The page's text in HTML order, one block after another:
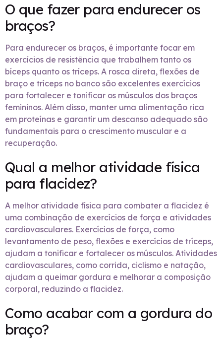
O que fazer para endurecer os
braços?
Para endurecer os braços, é importante focar em
exercícios de resistência que trabalhem tanto os
bíceps quanto os tríceps. A rosca direta, flexões de
braço e tríceps no banco são excelentes exercícios
para fortalecer e tonificar os músculos dos braços
femininos. Além disso, manter uma alimentação rica
em proteínas e garantir um descanso adequado são
fundamentais para o crescimento muscular e a
recuperação.
Qual a melhor atividade física
para flacidez?
A melhor atividade física para combater a flacidez é
uma combinação de exercícios de força e atividades
cardiovasculares. Exercícios de força, como
levantamento de peso, flexões e exercícios de tríceps,
ajudam a tonificar e fortalecer os músculos. Atividades
cardiovasculares, como corrida, ciclismo e natação,
ajudam a queimar gordura e melhorar a composição
corporal, reduzindo a flacidez.
Como acabar com a gordura do
braço?